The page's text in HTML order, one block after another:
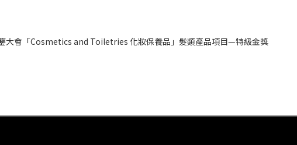
大會「Cosmetics and Toiletries 化妝保養品」髮類產品項目—特級金獎